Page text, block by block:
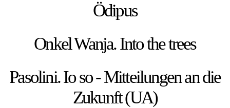
Ödipus
Onkel Wanja. Into the trees
Pasolini. Io so - Mitteilungen an die
Zukunft (UA)